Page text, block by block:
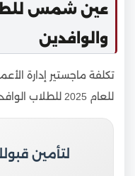
عين شمس
والوافدين
للعام 2025 للطلاب الوافدين تُقدر كالتالي:
لتأمين